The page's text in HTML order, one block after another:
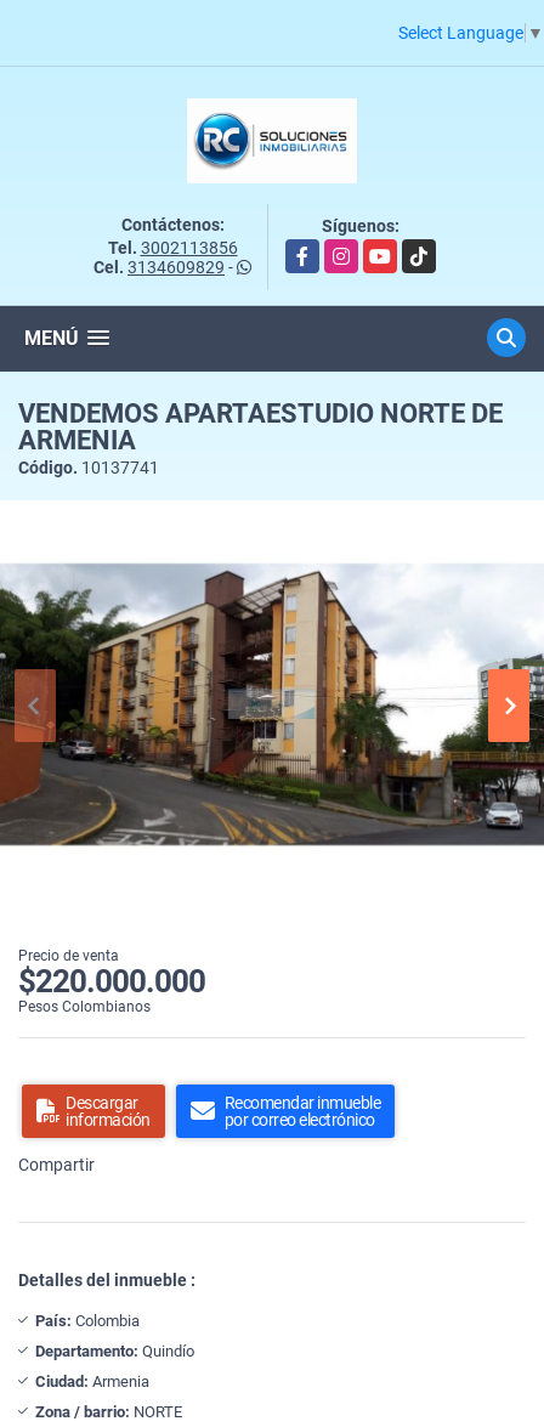
Select Language ▼
Contáctenos:
Tel. 3002113856
Cel. 3134609829 -
Síguenos:
FacebookInstagramYouTubeTikTok
MENÚ
VENDEMOS APARTAESTUDIO NORTE DE
ARMENIA
Código. 10137741
Precio de venta
$220.000.000
Pesos Colombianos
Descargar
información
Recomendar inmueble
por correo electrónico
Compartir
Detalles del inmueble :
País: Colombia
Departamento: Quindío
Ciudad: Armenia
Zona / barrio: NORTE